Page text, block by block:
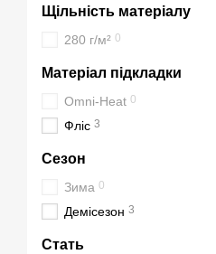
Щільність матеріалу
280 г/м² 0
Матеріал підкладки
Omni-Heat 0
Фліс 3
Сезон
Зима 0
Демісезон 3
Стать